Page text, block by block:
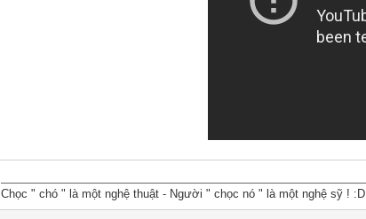
Chọc " chó " là một nghệ thuật - Người " chọc nó " là một nghệ sỹ ! :D